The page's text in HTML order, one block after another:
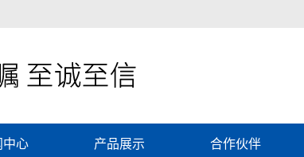
中心 产品展示 合作伙伴